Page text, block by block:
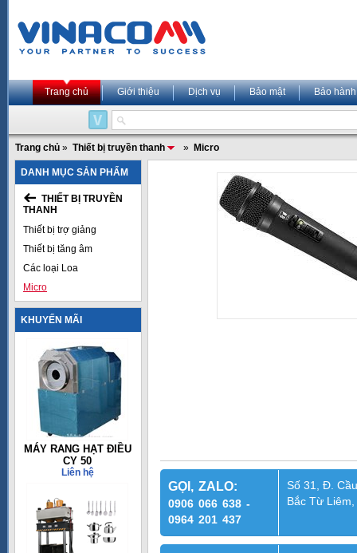
Trang chủ Giới thiệu Dịch vụ Bảo mật Bảo hành
Trang chủ » Thiết bị truyền thanh » Micro
DANH MỤC SẢN PHẨM
THIẾT BỊ TRUYỀN
THANH
Thiết bị trợ giảng
Thiết bị tăng âm
Các loại Loa
Micro
KHUYẾN MÃI
MÁY RANG HẠT ĐIỀU
CY 50
Liên hệ
GỌI, ZALO:
0906 066 638 -
0964 201 437
Số 31, Đ.
Bắc Từ